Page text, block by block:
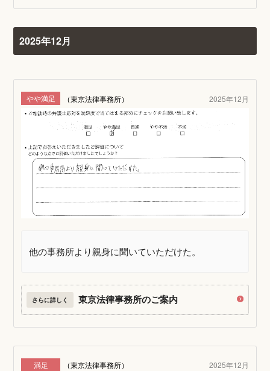
2025年12月
やや満足 （東京法律事務所） 2025年12月
他の事務所より親身に聞いていただけた。
さらに詳しく 東京法律事務所のご案内
満足 （東京法律事務所） 2025年12月